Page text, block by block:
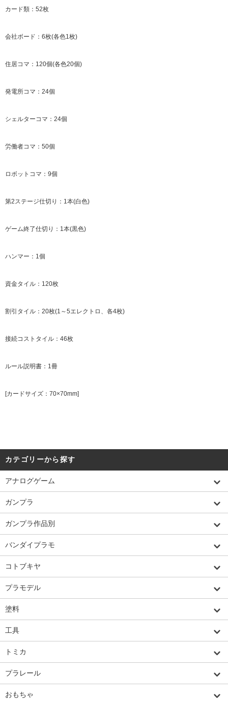
カード類：52枚
会社ボード：6枚(各色1枚)
住居コマ：120個(各色20個)
発電所コマ：24個
シェルターコマ：24個
労働者コマ：50個
ロボットコマ：9個
第2ステージ仕切り：1本(白色)
ゲーム終了仕切り：1本(黒色)
ハンマー：1個
資金タイル：120枚
割引タイル：20枚(1～5エレクトロ、各4枚)
接続コストタイル：46枚
ルール説明書：1冊
[カードサイズ：70×70mm]
カテゴリーから探す
アナログゲーム
ガンプラ
ガンプラ作品別
バンダイプラモ
コトブキヤ
プラモデル
塗料
工具
トミカ
プラレール
おもちゃ